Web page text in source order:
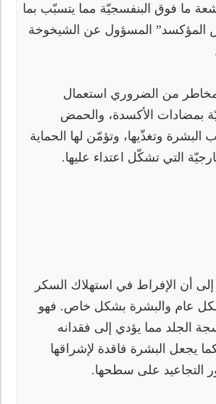
ما فوق البنفسجيّة مما يتسبّب بما
المؤكسد” المسؤول عن الشيخوخة
من الضروري استعمال
بمضادات الأكسدة، والحمض
البشرة وتغذّيها، وتؤمّن لها الحماية
التي تشكّل اعتداء عليها.
أن الإفراط في استهلاك السكر
عام والبشرة بشكل خاص. فهو
الجلد مما يؤدي إلى فقدانه
كما يجعل البشرة فاقدة لإشراقها
التجاعيد على سطحها.